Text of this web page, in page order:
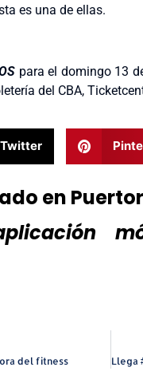
es una de ellas.
para el domingo 13
del CBA,
en
del fitness